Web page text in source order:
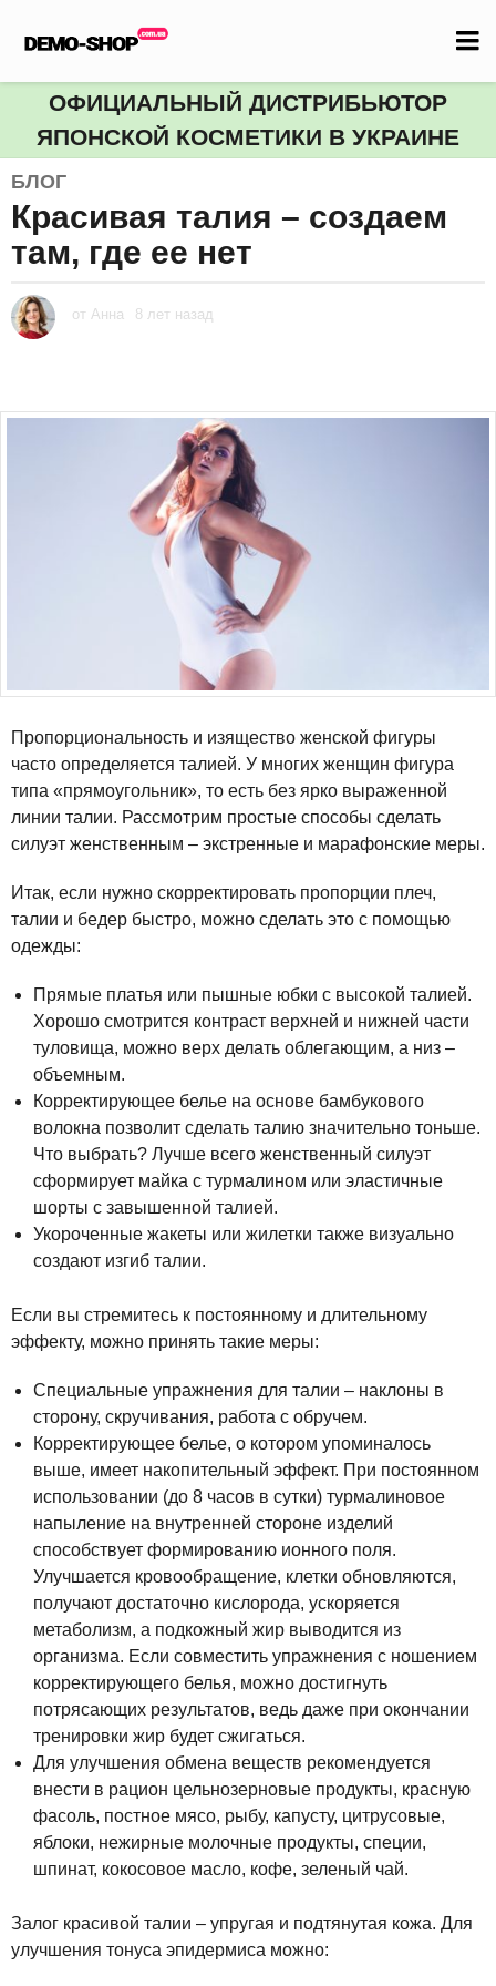
ОФИЦИАЛЬНЫЙ ДИСТРИБЬЮТОР
ЯПОНСКОЙ КОСМЕТИКИ В УКРАИНЕ
БЛОГ
Красивая талия – создаем
там, где ее нет
от Анна 8 лет назад
з
а
д
Пропорциональность и изящество женской фигуры
часто определяется талией. У многих женщин фигура
типа «прямоугольник», то есть без ярко выраженной
линии талии. Рассмотрим простые способы сделать
силуэт женственным – экстренные и марафонские меры.
Итак, если нужно скорректировать пропорции плеч,
талии и бедер быстро, можно сделать это с помощью
одежды:
Прямые платья или пышные юбки с высокой талией.
Хорошо смотрится контраст верхней и нижней части
туловища, можно верх делать облегающим, а низ –
объемным.
Корректирующее белье на основе бамбукового
волокна позволит сделать талию значительно тоньше.
Что выбрать? Лучше всего женственный силуэт
сформирует майка с турмалином или эластичные
шорты с завышенной талией.
Укороченные жакеты или жилетки также визуально
создают изгиб талии.
Если вы стремитесь к постоянному и длительному
эффекту, можно принять такие меры:
Специальные упражнения для талии – наклоны в
сторону, скручивания, работа с обручем.
Корректирующее белье, о котором упоминалось
выше, имеет накопительный эффект. При постоянном
использовании (до 8 часов в сутки) турмалиновое
напыление на внутренней стороне изделий
способствует формированию ионного поля.
Улучшается кровообращение, клетки обновляются,
получают достаточно кислорода, ускоряется
метаболизм, а подкожный жир выводится из
организма. Если совместить упражнения с ношением
корректирующего белья, можно достигнуть
потрясающих результатов, ведь даже при окончании
тренировки жир будет сжигаться.
Для улучшения обмена веществ рекомендуется
внести в рацион цельнозерновые продукты, красную
фасоль, постное мясо, рыбу, капусту, цитрусовые,
яблоки, нежирные молочные продукты, специи,
шпинат, кокосовое масло, кофе, зеленый чай.
Залог красивой талии – упругая и подтянутая кожа. Для
улучшения тонуса эпидермиса можно: